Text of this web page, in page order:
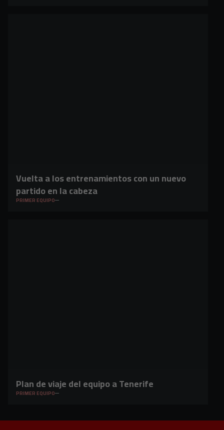
Vuelta a los entrenamientos con un nuevo
partido en la cabeza
PRIMER EQUIPO
Plan de viaje del equipo a Tenerife
PRIMER EQUIPO